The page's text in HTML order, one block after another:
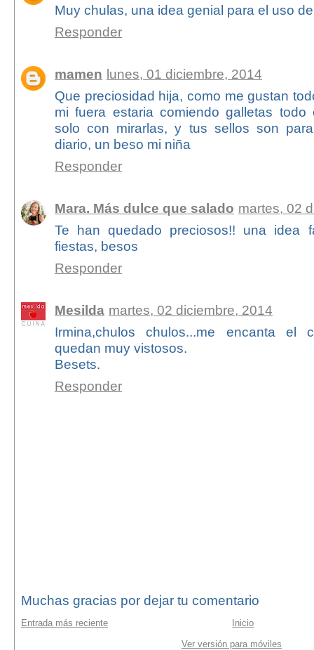
Muy chulas, una idea genial para el uso
Responder
mamen lunes, 01 diciembre, 2014
Que preciosidad hija, como me gustan
mi fuera estaria comiendo galletas
solo con mirarlas, y tus sellos son
diario, un beso mi niña
Responder
Mara. Más dulce que salado martes, 02
Te han quedado preciosos!! una idea
fiestas, besos
Responder
Mesilda martes, 02 diciembre, 2014
Irmina,chulos chulos...me encanta el
quedan muy vistosos.
Besets.
Responder
Muchas gracias por dejar tu comentario
Entrada más reciente
Inicio
Ver versión para móviles